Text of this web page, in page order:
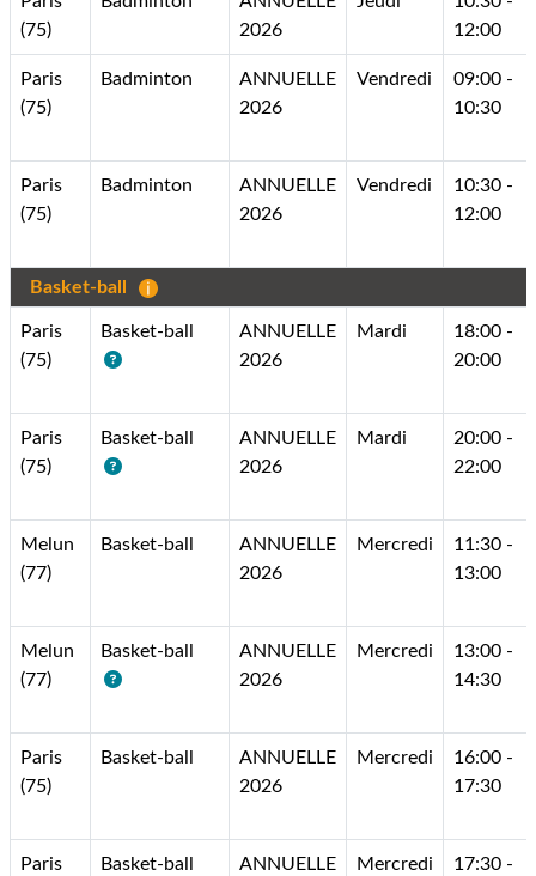
(75)
2026
12:00
Paris
(75)
Badminton
ANNUELLE
2026
Vendredi
09:00 -
10:30
Paris
(75)
Badminton
ANNUELLE
2026
Vendredi
10:30 -
12:00
Basket-ball
Paris
(75)
Basket-ball
ANNUELLE
2026
Mardi
18:00 -
20:00
Paris
(75)
Basket-ball
ANNUELLE
2026
Mardi
20:00 -
22:00
Melun
(77)
Basket-ball
ANNUELLE
2026
Mercredi
11:30 -
13:00
Melun
(77)
Basket-ball
ANNUELLE
2026
Mercredi
13:00 -
14:30
Paris
(75)
Basket-ball
ANNUELLE
2026
Mercredi
16:00 -
17:30
Paris
Basket-ball
ANNUELLE
Mercredi
17:30 -